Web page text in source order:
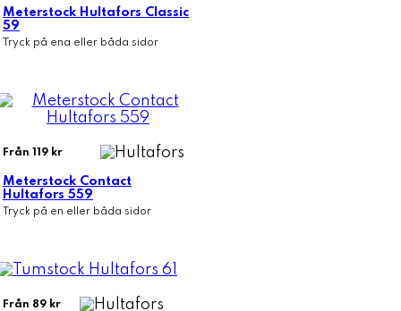
Meterstock Hultafors Classic
59
Tryck på ena eller båda sidor
Från 119 kr
Meterstock Contact
Hultafors 559
Tryck på en eller båda sidor
Från 89 kr